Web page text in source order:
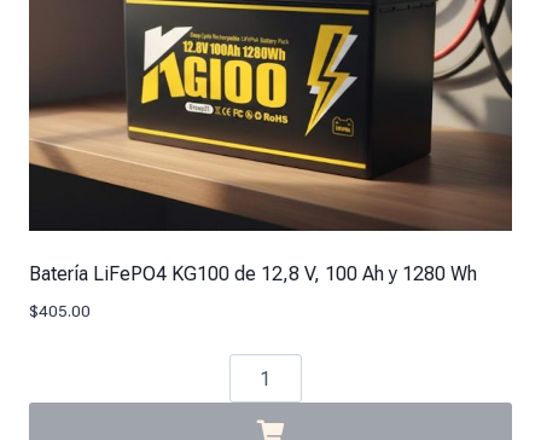
Batería LiFePO4 KG100 de 12,8 V, 100 Ah y 1280 Wh
$405.00